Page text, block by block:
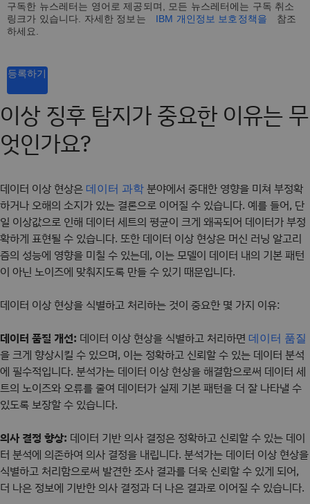
구독한 뉴스레터는 영어로 제공되며, 모든 뉴스레터에는 구독 취소
링크가 있습니다. 자세한 정보는
IBM 개인정보 보호정책을
참조
하세요.
등록하기
이상 징후 탐지가 중요한 이유는 무
엇인가요?
데이터 이상 현상은 데이터 과학 분야에서 중대한 영향을 미쳐 부정확
하거나 오해의 소지가 있는 결론으로 이어질 수 있습니다. 예를 들어, 단
일 이상값으로 인해 데이터 세트의 평균이 크게 왜곡되어 데이터가 부정
확하게 표현될 수 있습니다. 또한 데이터 이상 현상은 머신 러닝 알고리
즘의 성능에 영향을 미칠 수 있는데, 이는 모델이 데이터 내의 기본 패턴
이 아닌 노이즈에 맞춰지도록 만들 수 있기 때문입니다.
데이터 이상 현상을 식별하고 처리하는 것이 중요한 몇 가지 이유:
데이터 품질 개선: 데이터 이상 현상을 식별하고 처리하면 데이터 품질
을 크게 향상시킬 수 있으며, 이는 정확하고 신뢰할 수 있는 데이터 분석
에 필수적입니다. 분석가는 데이터 이상 현상을 해결함으로써 데이터 세
트의 노이즈와 오류를 줄여 데이터가 실제 기본 패턴을 더 잘 나타낼 수
있도록 보장할 수 있습니다.
의사 결정 향상: 데이터 기반 의사 결정은 정확하고 신뢰할 수 있는 데이
터 분석에 의존하여 의사 결정을 내립니다. 분석가는 데이터 이상 현상을
식별하고 처리함으로써 발견한 조사 결과를 더욱 신뢰할 수 있게 되어,
더 나은 정보에 기반한 의사 결정과 더 나은 결과로 이어질 수 있습니다.